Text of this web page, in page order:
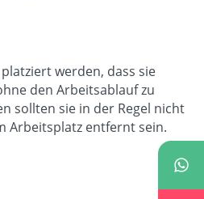
werden, dass sie
den Arbeitsablauf zu
sollten sie in der Regel nicht
Arbeitsplatz entfernt sein.